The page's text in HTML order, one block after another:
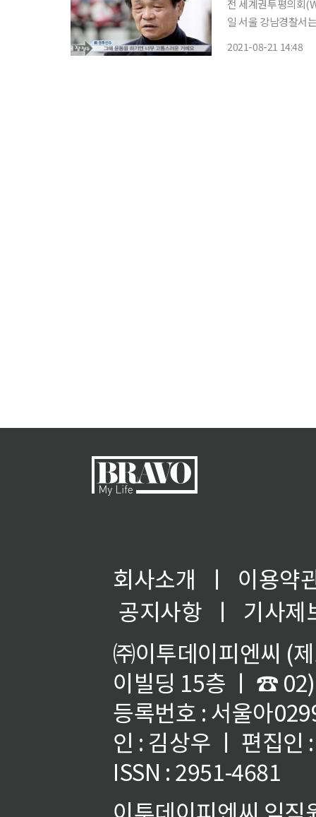
전 세계권투평의회
일 서울 강남경찰서
2021-08-21 14:48
회사소개 ㅣ
이용약
공지사항
ㅣ
기사제
㈜이투데이피엔씨 (
이빌딩 15층 ㅣ ☎
등록번호 : 서울아
인 : 김상우 ㅣ 편집인
ISSN : 2951-4681